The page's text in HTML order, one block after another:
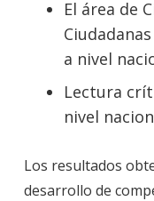
El área de
a nivel
Lectura
nivel
Los resultados
desarrollo de